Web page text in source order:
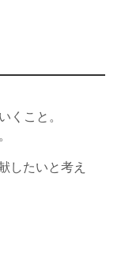
くこと。
したいと考え